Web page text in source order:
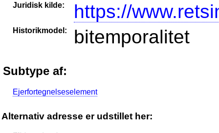
Juridisk kilde: https://
Historikmodel: bitemporalitet
Subtype af:
Ejerfortegnelseselement
Alternativ adresse er udstillet her: